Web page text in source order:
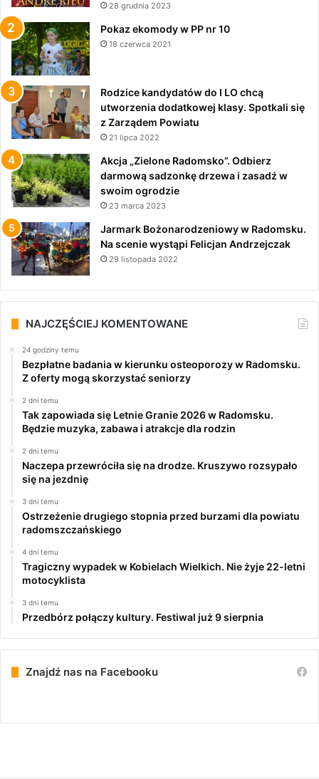
28 grudnia 2023
Pokaz ekomody w PP nr 10
18 czerwca 2021
Rodzice kandydatów do I LO chcą
utworzenia dodatkowej klasy. Spotkali się
z Zarządem Powiatu
21 lipca 2022
Akcja „Zielone Radomsko”. Odbierz
darmową sadzonkę drzewa i zasadź w
swoim ogrodzie
23 marca 2023
Jarmark Bożonarodzeniowy w Radomsku.
Na scenie wystąpi Felicjan Andrzejczak
29 listopada 2022
NAJCZĘŚCIEJ KOMENTOWANE
24 godziny temu
Bezpłatne badania w kierunku osteoporozy w Radomsku.
Z oferty mogą skorzystać seniorzy
2 dni temu
Tak zapowiada się Letnie Granie 2026 w Radomsku.
Będzie muzyka, zabawa i atrakcje dla rodzin
2 dni temu
Naczepa przewróciła się na drodze. Kruszywo rozsypało
się na jezdnię
3 dni temu
Ostrzeżenie drugiego stopnia przed burzami dla powiatu
radomszczańskiego
4 dni temu
Tragiczny wypadek w Kobielach Wielkich. Nie żyje 22-letni
motocyklista
3 dni temu
Przedbórz połączy kultury. Festiwal już 9 sierpnia
Znajdź nas na Facebooku